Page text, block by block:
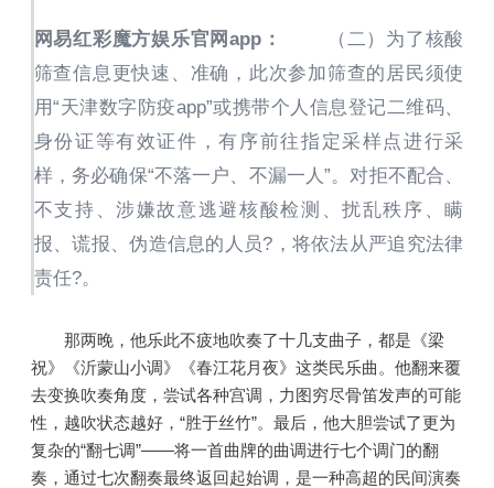
网易红彩魔方娱乐官网app：
（二）为了核酸
筛查信息更快速、准确，此次参加筛查的居民须使
用“天津数字防疫app”或携带个人信息登记二维码、
身份证等有效证件，有序前往指定采样点进行采
样，务必确保“不落一户、不漏一人”。对拒不配合、
不支持、涉嫌故意逃避核酸检测、扰乱秩序、瞒
报、谎报、伪造信息的人员?，将依法从严追究法律
责任?。
那两晚，他乐此不疲地吹奏了十几支曲子，都是《梁
祝》《沂蒙山小调》《春江花月夜》这类民乐曲。他翻来覆
去变换吹奏角度，尝试各种宫调，力图穷尽骨笛发声的可能
性，越吹状态越好，“胜于丝竹”。最后，他大胆尝试了更为
复杂的“翻七调”——将一首曲牌的曲调进行七个调门的翻
奏，通过七次翻奏最终返回起始调，是一种高超的民间演奏